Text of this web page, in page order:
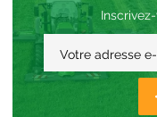
Votre adresse